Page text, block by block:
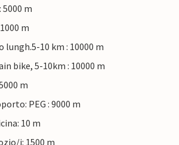
5000 m
m
lungh.5-10 km : 10000 m
bike, 5-10km : 10000 m
m
PEG : 9000 m
10 m
i: 1500 m